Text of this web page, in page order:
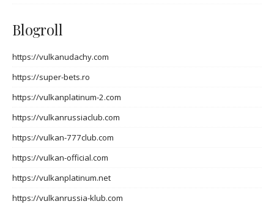
Blogroll
https://vulkanudachy.com
https://super-bets.ro
https://vulkanplatinum-2.com
https://vulkanrussiaclub.com
https://vulkan-777club.com
https://vulkan-official.com
https://vulkanplatinum.net
https://vulkanrussia-klub.com